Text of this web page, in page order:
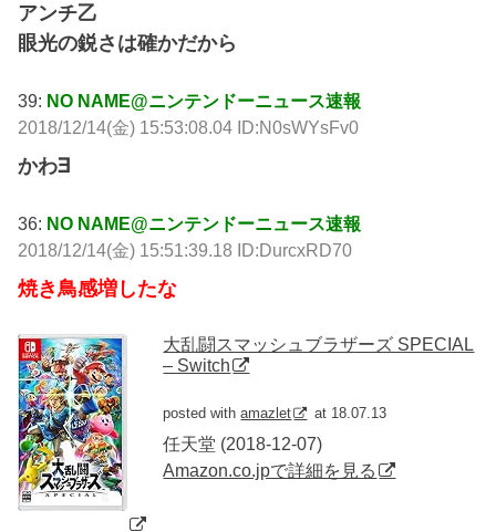
アンチ乙
眼光の鋭さは確かだから
39: NO NAME@ニンテンドーニュース速報
2018/12/14(金) 15:53:08.04 ID:N0sWYsFv0
かわ∃
36: NO NAME@ニンテンドーニュース速報
2018/12/14(金) 15:51:39.18 ID:DurcxRD70
焼き鳥感増したな
大乱闘スマッシュブラザーズ SPECIAL
– Switch
posted withamazlet at 18.07.13
任天堂 (2018-12-07)
Amazon.co.jpで詳細を見る